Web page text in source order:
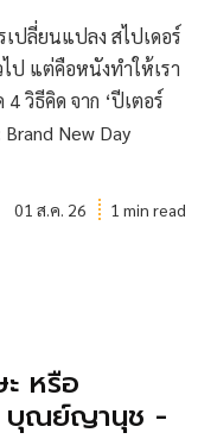
ปลี่ยนแปลง สไปเดอร์
ป แต่คือหนังทำให้เรา
วิธีคิด จาก ‘ปีเตอร์
New Day
01 ส.ค. 26 1 min read
หรือ
บุณย์ญานุช -